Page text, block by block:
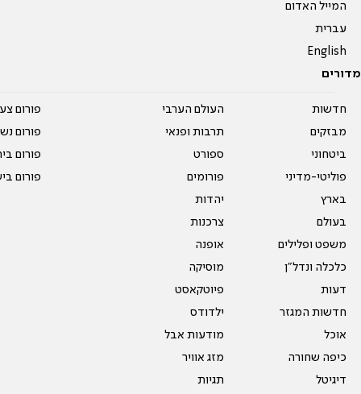
המייל האדום
עברית
English
מדורים
חדשות
מבזקים
ביטחוני
פוליטי-מדיני
בארץ
בעולם
משפט ופלילים
כלכלה ונדל"ן
דעות
חדשות המגזר
אוכל
כיפה שחורה
דיגיטל
העולם הערבי
תרבות ופנאי
ספורט
פורומים
יהדות
צרכנות
אופנה
מוסיקה
פיוטקאסט
ילדודס
מודעות אבל
מזג אוויר
תגיות
פורום
פורום
פורום
פורום